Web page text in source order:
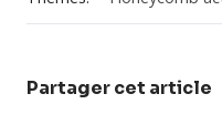
Partager cet article